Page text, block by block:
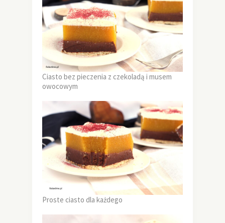
Ciasto bez pieczenia z czekoladą i musem
owocowym
Proste ciasto dla każdego